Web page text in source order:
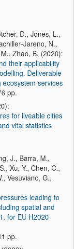
D., Jones, L.,
N.,
Zhao, B. (2020):
their applicability
Deliverable
ecosystem services
pp.
for liveable cities
vital statistics
J., Barra, M.,
Xu, Y., Chen, C.,
Vesuviano, G.,
leading to
spatial and
for EU H2020
pp.